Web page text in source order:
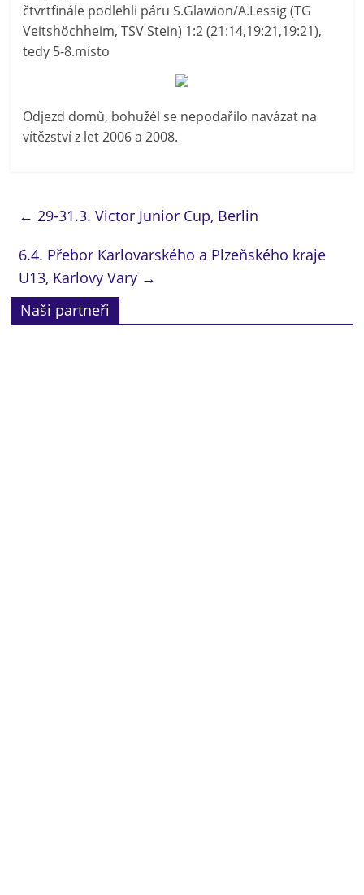
čtvrtfinále podlehli páru S.Glawion/A.Lessig (TG
Veitshöchheim, TSV Stein) 1:2 (21:14,19:21,19:21),
tedy 5-8.místo
Odjezd domů, bohužél se nepodařilo navázat na
vítězství z let 2006 a 2008.
← 29-31.3. Victor Junior Cup, Berlin
6.4. Přebor Karlovarského a Plzeňského kraje
U13, Karlovy Vary →
Naši partneři